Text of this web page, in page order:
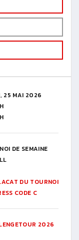
25 MAI 2026
DE SEMAINE
DU TOURNOI
CODE C
2026